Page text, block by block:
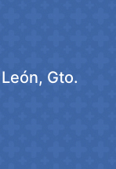
Gto.